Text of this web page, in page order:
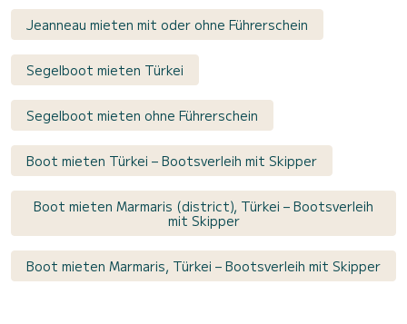
Jeanneau mieten mit oder ohne Führerschein
Segelboot mieten Türkei
Segelboot mieten ohne Führerschein
Boot mieten Türkei – Bootsverleih mit Skipper
Boot mieten Marmaris (district), Türkei – Bootsverleih
mit Skipper
Boot mieten Marmaris, Türkei – Bootsverleih mit Skipper